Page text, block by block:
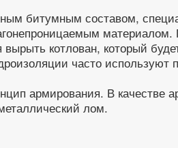
битумным составом,
котлован, который
часто
армирования. В
лом.